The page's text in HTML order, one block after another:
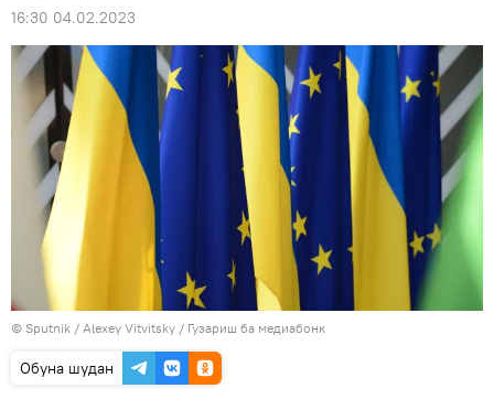
16:30 04.02.2023
© Sputnik / Alexey Vitvitsky / Гузариш ба медиабонк
Обуна шудан